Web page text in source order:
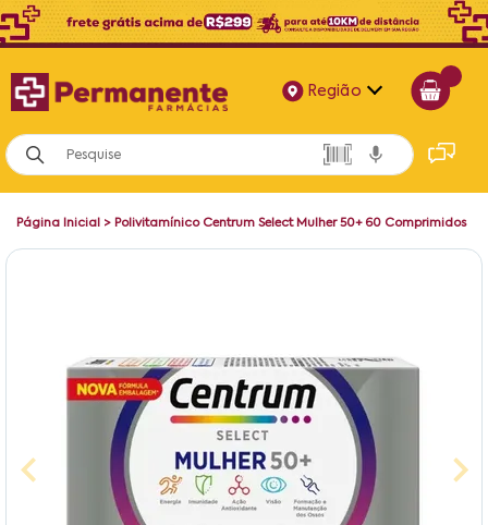
Região
Alagoas
Bahia
Página Inicial > Polivitamínico Centrum Select Mulher 50+ 60 Comprimidos